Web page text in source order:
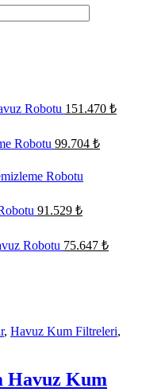
Robotu 151.470 ₺
Robotu 99.704 ₺
Robotu
91.529 ₺
Robotu 75.647 ₺
, Havuz Kum Filtreleri,
Havuz Kum